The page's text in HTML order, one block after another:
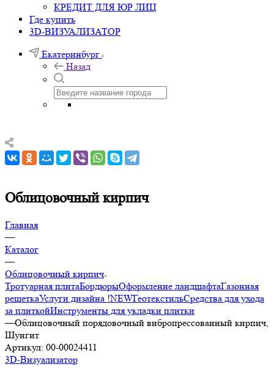
КРЕДИТ ДЛЯ ЮР ЛИЦ
Где купить
3D-ВИЗУАЛИЗАТОР
Екатеринбург
Назад
Облицовочный кирпич
Главная
—
Каталог
—
Облицовочный кирпич
Тротуарная плитаБордюрыОформление ландшафтаГазонная
решеткаУслуги дизайна !NEWГеотекстильСредства для ухода
за плиткойИнструменты для укладки плитки
—Облицовочный порядовочный вибропрессованный кирпич,
Шунгит
Артикул: 00-00024411
3D-Визуализатор